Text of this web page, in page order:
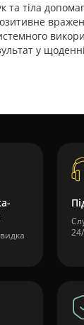
та тіла
у